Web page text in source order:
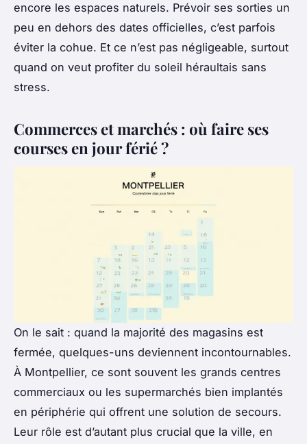
encore les espaces naturels. Prévoir ses sorties un
peu en dehors des dates officielles, c’est parfois
éviter la cohue. Et ce n’est pas négligeable, surtout
quand on veut profiter du soleil héraultais sans
stress.
Commerces et marchés : où faire ses
courses en jour férié ?
On le sait : quand la majorité des magasins est
fermée, quelques-uns deviennent incontournables.
À Montpellier, ce sont souvent les grands centres
commerciaux ou les supermarchés bien implantés
en périphérie qui offrent une solution de secours.
Leur rôle est d’autant plus crucial que la ville, en